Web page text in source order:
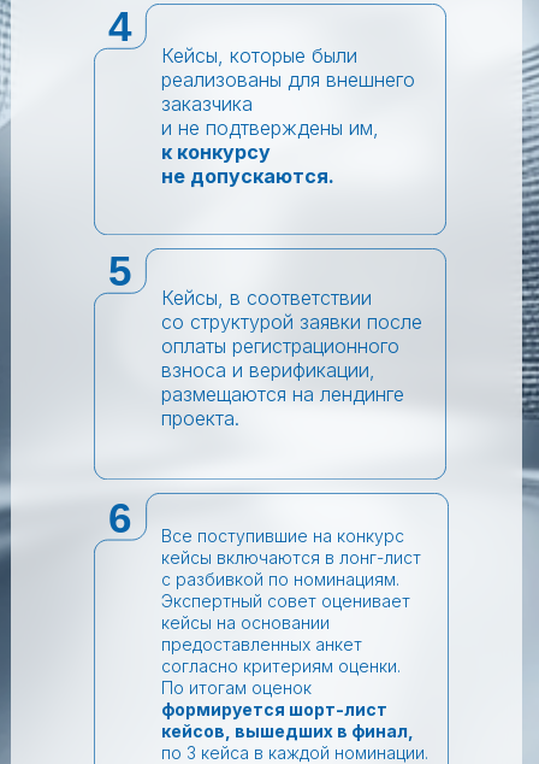
5
Кейсы, в соответствии
со структурой заявки после
оплаты регистрационного
взноса и верификации,
размещаются на лендинге
проекта.
6
Все поступившие на конкурс
кейсы включаются в лонг-лист
с разбивкой по номинациям.
Экспертный совет оценивает
кейсы на основании
предоставленных анкет
согласно критериям оценки.
По итогам оценок
формируется шорт-лист
кейсов, вышедших в финал,
по 3 кейса в каждой номинации.
4
Кейсы, которые были
реализованы для внешнего
заказчика
и не подтверждены им,
к конкурсу
не допускаются.